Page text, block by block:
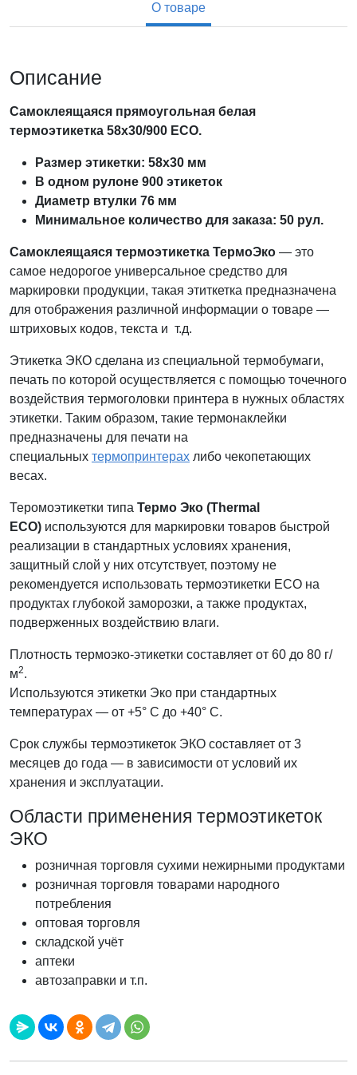
О товаре
Описание
Самоклеящаяся прямоугольная белая
термоэтикетка 58х30/900 ECO.
Размер этикетки: 58х30 мм
В одном рулоне 900 этикеток
Диаметр втулки 76 мм
Минимальное количество для заказа: 50 рул.
Самоклеящаяся термоэтикетка ТермоЭко — это
самое недорогое универсальное средство для
маркировки продукции, такая этиткетка предназначена
для отображения различной информации о товаре —
штриховых кодов, текста и т.д.
Этикетка ЭКО сделана из специальной термобумаги,
печать по которой осуществляется с помощью точечного
воздействия термоголовки принтера в нужных областях
этикетки. Таким образом, такие термонаклейки
предназначены для печати на
специальных термопринтерах либо чекопетающих
весах.
Теромоэтикетки типа Термо Эко (Thermal
ECO) используются для маркировки товаров быстрой
реализации в стандартных условиях хранения,
защитный слой у них отсутствует, поэтому не
рекомендуется использовать термоэтикетки ECO на
продуктах глубокой заморозки, а также продуктах,
подверженных воздействию влаги.
Плотность термоэко-этикетки составляет от 60 до 80 г/
м2.
Используются этикетки Эко при стандартных
температурах — от +5° C до +40° C.
Срок службы термоэтикеток ЭКО составляет от 3
месяцев до года — в зависимости от условий их
хранения и эксплуатации.
Области применения термоэтикеток
ЭКО
розничная торговля сухими нежирными продуктами
розничная торговля товарами народного
потребления
оптовая торговля
складской учёт
аптеки
автозаправки и т.п.